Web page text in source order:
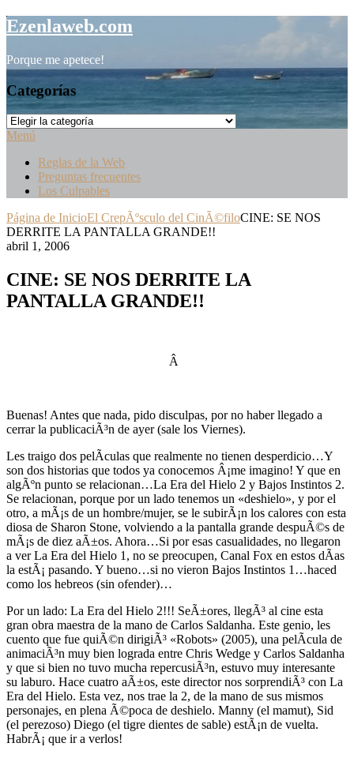
Saltar
al
Ezenlaweb.com
Porque me apetece!
Categorías
Categorías
Menú
Reglas de la Web
Preguntas frecuentes
Los Culpables
Página de InicioEl CrepÃºsculo del CinÃ©filoCINE: SE NOS
DERRITE LA PANTALLA GRANDE!!
abril 1, 2006
CINE: SE NOS DERRITE LA
PANTALLA GRANDE!!
Â
Buenas! Antes que nada, pido disculpas, por no haber llegado a
cerrar la publicaciÃ³n de ayer (sale los Viernes).
Les traigo dos pelÃ­culas que realmente no tienen desperdicio…Y
son dos historias que todos ya conocemos Â¡me imagino! Y que en
algÃºn punto se relacionan…La Era del Hielo 2 y Bajos Instintos 2.
Se relacionan, porque por un lado tenemos un «deshielo», y por el
otro, a mÃ¡s de un hombre/mujer, se le subirÃ¡n los calores con esta
diosa de Sharon Stone, volviendo a la pantalla grande despuÃ©s de
mÃ¡s de diez aÃ±os. Ahora…Si por esas casualidades, no llegaron
a ver La Era del Hielo 1, no se preocupen, Canal Fox en estos dÃ­as
la estÃ¡ pasando. Y bueno…si no vieron Bajos Instintos 1…haced
como los hebreos (sin ofender)…
Por un lado: La Era del Hielo 2!!! SeÃ±ores, llegÃ³ al cine esta
gran obra maestra de la mano de Carlos Saldanha. Este genio, les
cuento que fue quiÃ©n dirigiÃ³ «Robots» (2005), una pelÃ­cula de
animaciÃ³n muy bien lograda entre Chris Wedge y Carlos Saldanha
y que si bien no tuvo mucha repercusiÃ³n, estuvo muy interesante
su laburo. Hace cuatro aÃ±os, este director nos sorprendiÃ³ con La
Era del Hielo. Esta vez, nos trae la 2, de la mano de sus mismos
personajes, en plena Ã©poca de deshielo. Manny (el mamut), Sid
(el perezoso) Diego (el tigre dientes de sable) estÃ¡n de vuelta.
HabrÃ¡ que ir a verlos!